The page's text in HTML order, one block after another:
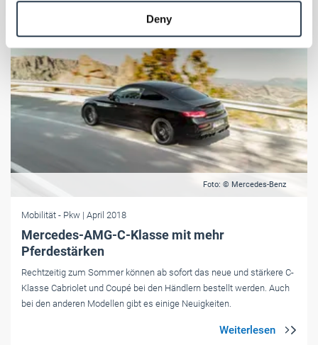
provided to them or that they’ve collected from your use
Weitere Informationen:Impressum Datenschutz
Deny
Foto: © Mercedes-Benz
Mobilität - Pkw | April 2018
Mercedes-AMG-C-Klasse mit mehr
Pferdestärken
Rechtzeitig zum Sommer können ab sofort das neue und stärkere C-
Klasse Cabriolet und Coupé bei den Händlern bestellt werden. Auch
bei den anderen Modellen gibt es einige Neuigkeiten.